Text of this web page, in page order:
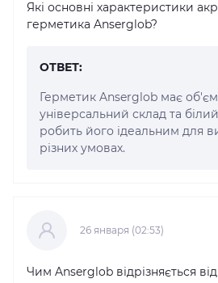
Які основні характеристики
герметика Anserglob?
ОТВЕТ:
Герметик Anserglob має
універсальний склад та
робить його ідеальним для
різних умовах.
26 января (02:53)
Чим Anserglob відрізняється